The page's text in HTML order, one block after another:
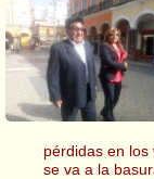
pérdidas en
se va a la